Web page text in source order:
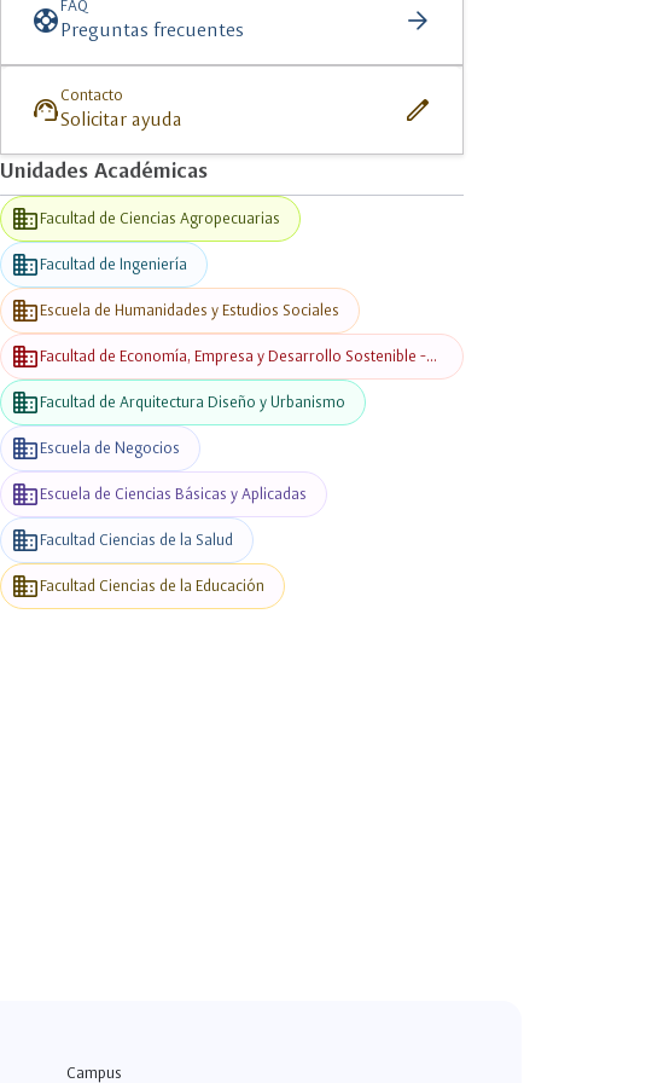
supportFAQ
Preguntas frecuentes arrow_forward
support_agent Contacto
Solicitar ayuda edit
Unidades Académicas
businessFacultad de Ciencias Agropecuarias
businessFacultad de Ingeniería
businessEscuela de Humanidades y Estudios Sociales
businessFacultad de Economía, Empresa y Desarrollo Sostenible -
FEEDS
businessFacultad de Arquitectura Diseño y Urbanismo
businessEscuela de Negocios
businessEscuela de Ciencias Básicas y Aplicadas
businessFacultad Ciencias de la Salud
businessFacultad Ciencias de la Educación
Campus